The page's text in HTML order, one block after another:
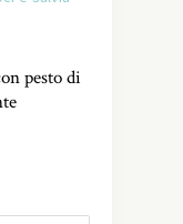
pesto di